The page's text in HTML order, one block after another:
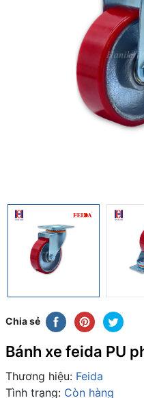
Chia sẻ
Bánh xe feida PU
Thương hiệu: Feida
Tình trạng: Còn hàng